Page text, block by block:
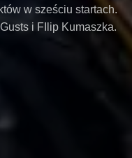
w sześciu startach.
i FIlip Kumaszka.